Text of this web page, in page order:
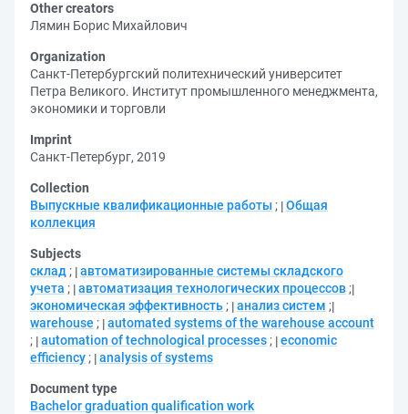
Other creators
Лямин Борис Михайлович
Organization
Санкт-Петербургский политехнический университет
Петра Великого. Институт промышленного менеджмента,
экономики и торговли
Imprint
Санкт-Петербург, 2019
Collection
Выпускные квалификационные работы ; Общая
коллекция
Subjects
склад ; автоматизированные системы складского
учета ; автоматизация технологических процессов ;
экономическая эффективность ; анализ систем ;
warehouse ; automated systems of the warehouse account
; automation of technological processes ; economic
efficiency ; analysis of systems
Document type
Bachelor graduation qualification work